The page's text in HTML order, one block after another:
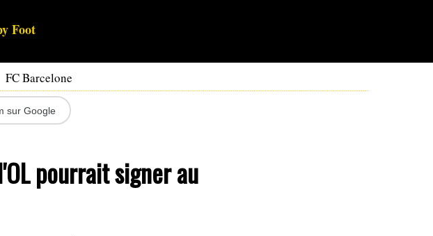
Foot
FC Barcelone
sur Google
pourrait signer au